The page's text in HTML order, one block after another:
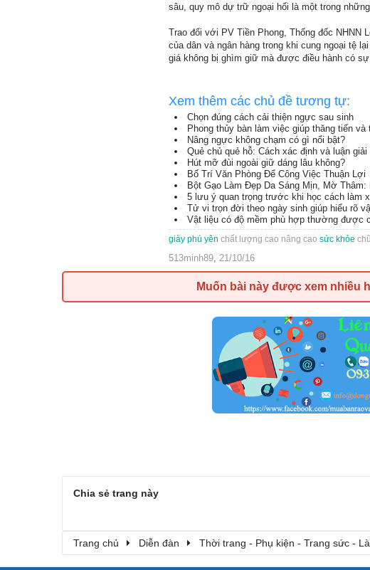
sâu, quy mô dự trữ ngoại hối là một trong
Trao đổi với PV Tiền Phong, Thống đốc
của dân và ngân hàng trong khi cung ngoại tệ
giá không bị ghìm giữ mà được điều hành có sự
Xem thêm các chủ đề tương tự:
Chọn đúng cách cải thiện ngực sau sinh
Phong thủy bàn làm việc giúp thăng tiến và
Nâng ngực không chạm có gì nổi bật?
Quẻ chủ quẻ hỗ: Cách xác định và luận giải
Hút mỡ đùi ngoài giữ dáng lâu không?
Bố Trí Văn Phòng Để Công Việc Thuận Lợi
Bột Gạo Làm Đẹp Da Sáng Mịn, Mờ
5 lưu ý quan trọng trước khi học cách làm
Tử vi trọn đời theo ngày sinh giúp hiểu rõ
Vật liệu có độ mềm phù hợp thường được
giày phú yên chất lượng cao nâng cao sức khỏe
513minh89, 21/10/16
Muốn bài này được xem nhiều
Chia sẻ trang này
Trang chủ Diễn đàn Thời trang - Phụ kiện - Trang sức -